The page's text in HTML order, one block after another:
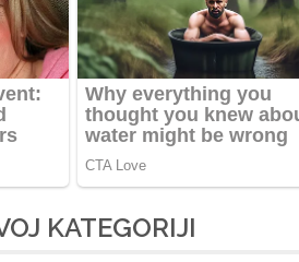
KATEGORIJI